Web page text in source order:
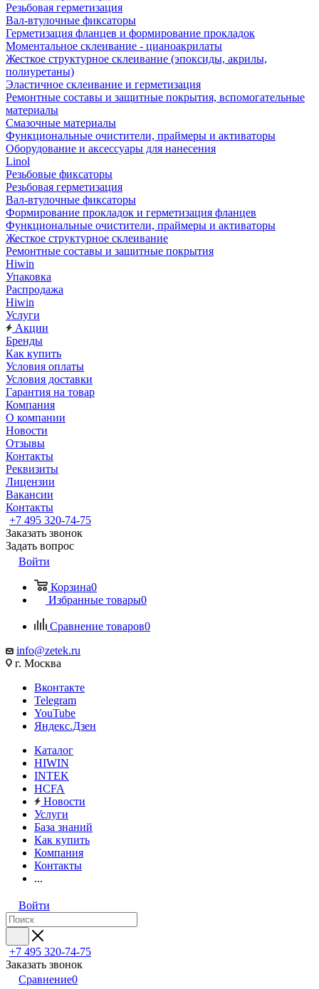
Резьбовая герметизация
Вал-втулочные фиксаторы
Герметизация фланцев и формирование прокладок
Моментальное склеивание - цианоакрилаты
Жесткое структурное склеивание (эпоксиды, акрилы,
полиуретаны)
Эластичное склеивание и герметизация
Ремонтные составы и защитные покрытия, вспомогательные
материалы
Смазочные материалы
Функциональные очистители, праймеры и активаторы
Оборудование и аксессуары для нанесения
Linol
Резьбовые фиксаторы
Резьбовая герметизация
Вал-втулочные фиксаторы
Формирование прокладок и герметизация фланцев
Функциональные очистители, праймеры и активаторы
Жесткое структурное склеивание
Ремонтные составы и защитные покрытия
Hiwin
Упаковка
Распродажа
Hiwin
Услуги
Акции
Бренды
Как купить
Условия оплаты
Условия доставки
Гарантия на товар
Компания
О компании
Новости
Отзывы
Контакты
Реквизиты
Лицензии
Вакансии
Контакты
+7 495 320-74-75
Заказать звонок
Задать вопрос
Войти
Корзина0
Избранные товары0
Сравнение товаров0
info@zetek.ru
г. Москва
Вконтакте
Telegram
YouTube
Яндекс.Дзен
Каталог
HIWIN
INTEK
HCFA
Новости
Услуги
База знаний
Как купить
Компания
Контакты
...
Войти
+7 495 320-74-75
Заказать звонок
Сравнение0